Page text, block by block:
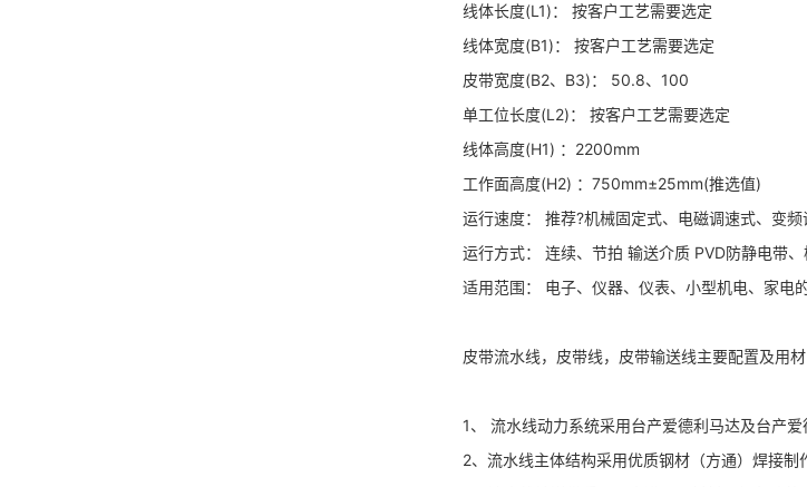
线体长度(L1)： 按客户工艺需要选定
线体宽度(B1)： 按客户工艺需要选定
皮带宽度(B2、B3)： 50.8、100
单工位长度(L2)： 按客户工艺需要选定
线体高度(H1) ：2200mm
工作面高度(H2) ：750mm±25mm(推选值)
运行速度： 推荐?机械固定式、电磁调速式、变频
运行方式： 连续、节拍 输送介质 PVD防静电带、
适用范围： 电子、仪器、仪表、小型机电、家电
皮带流水线，皮带线，皮带输送线主要配置及用材
1、 流水线动力系统采用台产爱德利马达及台产爱
2、流水线主体结构采用优质钢材（方通）焊接制